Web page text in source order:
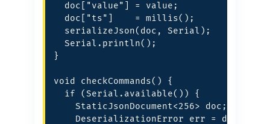
  doc["value"] = value;
  doc["ts"]    = millis();
  serializeJson(doc, Serial);
  Serial.println();
}
void checkCommands() {
  if (Serial.available()) {
    StaticJsonDocument<256> doc;
DeserializationError err =